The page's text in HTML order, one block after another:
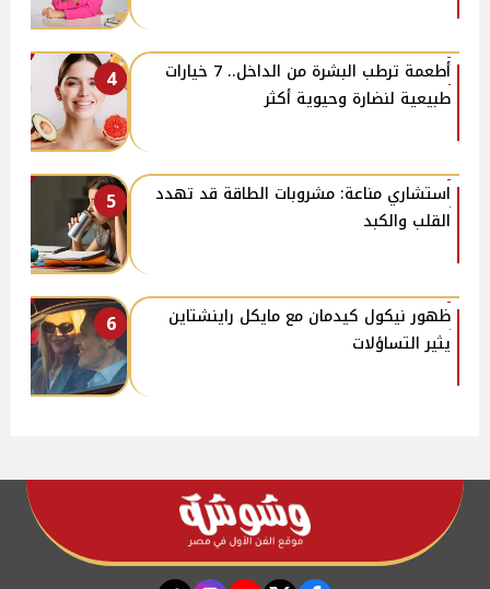
4
أطعمة ترطب البشرة من الداخل.. 7 خيارات
طبيعية لنضارة وحيوية أكثر
5
استشاري مناعة: مشروبات الطاقة قد تهدد
القلب والكبد
6
ظهور نيكول كيدمان مع مايكل راينشتاين
يثير التساؤلات